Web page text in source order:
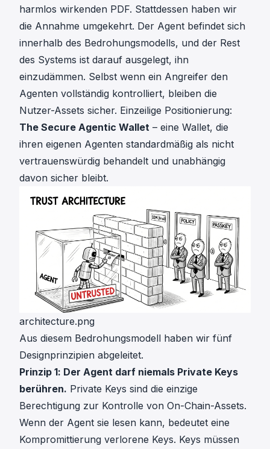
harmlos wirkenden PDF. Stattdessen haben wir
die Annahme umgekehrt. Der Agent befindet sich
innerhalb des Bedrohungsmodells, und der Rest
des Systems ist darauf ausgelegt, ihn
einzudämmen. Selbst wenn ein Angreifer den
Agenten vollständig kontrolliert, bleiben die
Nutzer-Assets sicher. Einzeilige Positionierung:
The Secure Agentic Wallet – eine Wallet, die
ihren eigenen Agenten standardmäßig als nicht
vertrauenswürdig behandelt und unabhängig
davon sicher bleibt.
architecture.png
Aus diesem Bedrohungsmodell haben wir fünf
Designprinzipien abgeleitet.
Prinzip 1: Der Agent darf niemals Private Keys
berühren. Private Keys sind die einzige
Berechtigung zur Kontrolle von On-Chain-Assets.
Wenn der Agent sie lesen kann, bedeutet eine
Kompromittierung verlorene Keys. Keys müssen